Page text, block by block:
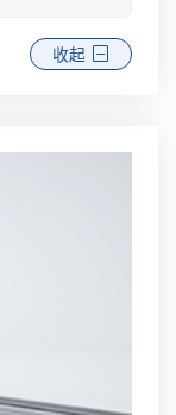
作用。根据不
维度，汽车涂
氧类、丙烯酸
收起